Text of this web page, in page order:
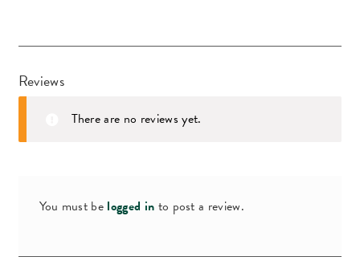
Reviews
There are no reviews yet.
You must be logged in to post a review.